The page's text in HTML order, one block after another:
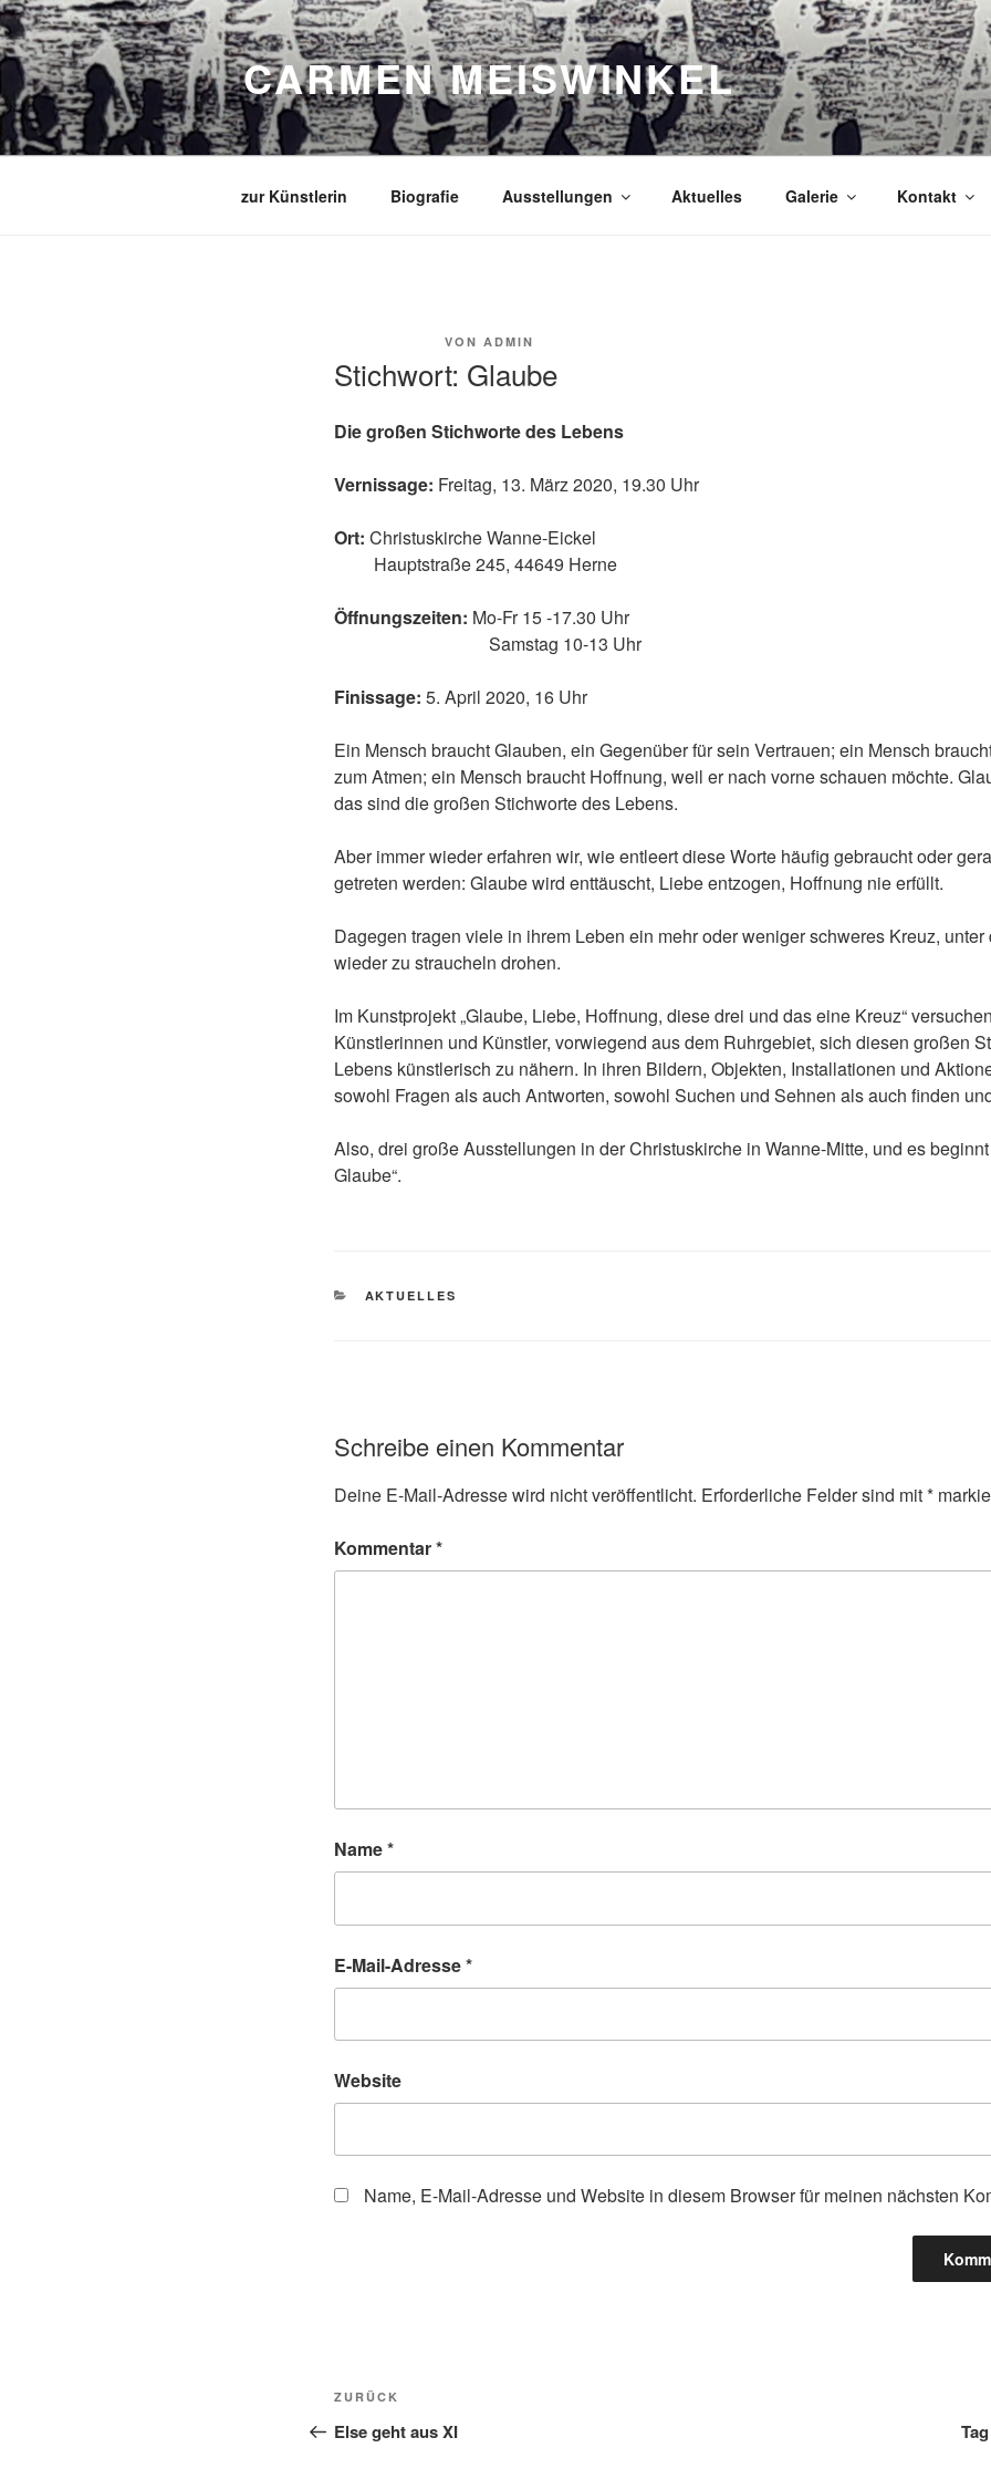
Zum
Inhalt
springen
CARMEN MEISWINKEL
zur Künstlerin Biografie Ausstellungen Aktuelles Galerie Kontakt
VERÖFFENTLICHT
VON ADMIN
Stichwort: Glaube
Die großen Stichworte des Lebens
Vernissage: Freitag, 13. März 2020, 19.30 Uhr
Ort: Christuskirche Wanne-Eickel
Hauptstraße 245, 44649 Herne
Öffnungszeiten: Mo-Fr 15 -17.30 Uhr
Samstag 10-13 Uhr
Finissage: 5. April 2020, 16 Uhr
Ein Mensch braucht Glauben, ein Gegenüber für sein Vertrauen; ein Mensch
zum Atmen; ein Mensch braucht Hoffnung, weil er nach vorne schauen möchte.
das sind die großen Stichworte des Lebens.
Aber immer wieder erfahren wir, wie entleert diese Worte häufig gebraucht oder
getreten werden: Glaube wird enttäuscht, Liebe entzogen, Hoffnung nie erfüllt.
Dagegen tragen viele in ihrem Leben ein mehr oder weniger schweres Kreuz, unter
wieder zu straucheln drohen.
Im Kunstprojekt „Glaube, Liebe, Hoffnung, diese drei und das eine Kreuz“
Künstlerinnen und Künstler, vorwiegend aus dem Ruhrgebiet, sich diesen großen
Lebens künstlerisch zu nähern. In ihren Bildern, Objekten, Installationen und
sowohl Fragen als auch Antworten, sowohl Suchen und Sehnen als auch finden
Also, drei große Ausstellungen in der Christuskirche in Wanne-Mitte, und es beginnt
Glaube“.
KATEGORIEN
AKTUELLES
Schreibe einen Kommentar
Deine E-Mail-Adresse wird nicht veröffentlicht. Erforderliche Felder sind mit*
Kommentar*
Name*
E-Mail-Adresse*
Website
Name, E-Mail-Adresse und Website in diesem Browser für meinen nächsten
Beitragsnavigation
Vorheriger
Beitrag
ZURÜCK
Else geht aus XI